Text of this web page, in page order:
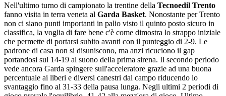
Nell'ultimo turno di campionato la trentine della Tecnoedil Trento
fanno visita in terra veneta al Garda Basket. Nonostante per Trento
non ci siano punti importanti in palio visto il quinto posto sicuro in
classifica, la voglia di fare bene c'è come dimostra lo strappo iniziale
che permette di portarsi subito avanti con il punteggio di 2-9. Le
padrone di casa non si disuniscono, ma anzi ricuciono il gap
portandosi sul 14-19 al suono della prima sirena. Il secondo periodo
vede ancora Garda spingere sull'acceleratore grazie ad una buona
percentuale ai liberi e diversi canestri dal campo riducendo lo
svantaggio fino al 31-33 della pausa lunga. Negli ultimi 2 periodi di